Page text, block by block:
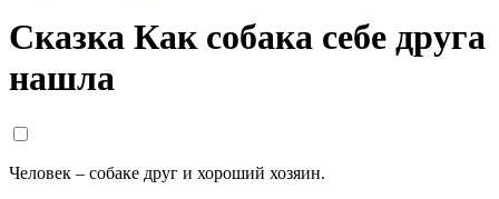
Сказка Как собака себе друга
нашла
Человек – собаке друг и хороший хозяин.